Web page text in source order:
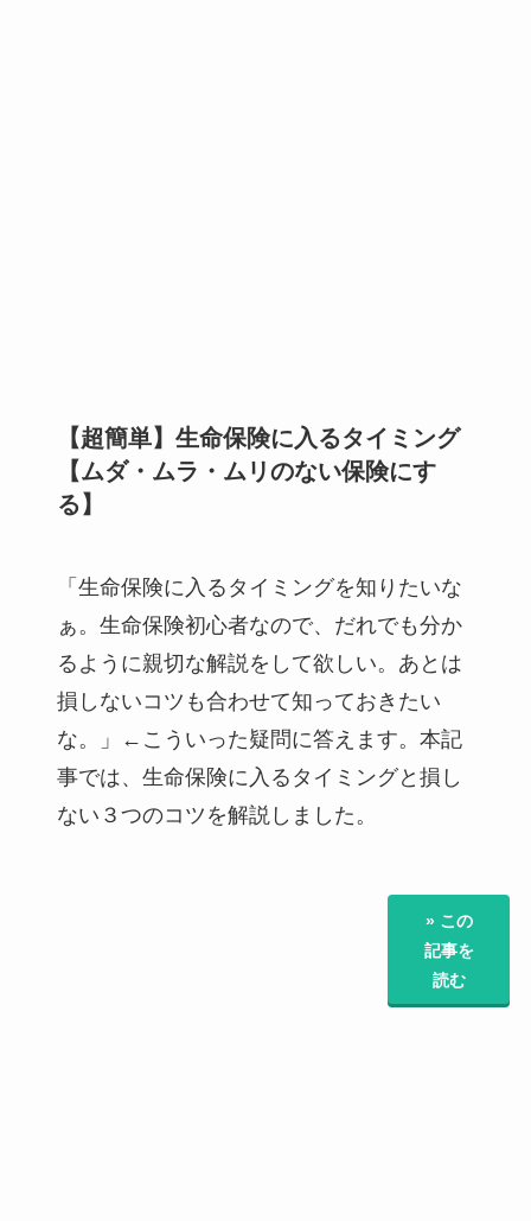
【超簡単】生命保険に入るタイミング
【ムダ・ムラ・ムリのない保険にす
る】
「生命保険に入るタイミングを知りたいな
ぁ。生命保険初心者なので、だれでも分か
るように親切な解説をして欲しい。あとは
損しないコツも合わせて知っておきたい
な。」←こういった疑問に答えます。本記
事では、生命保険に入るタイミングと損し
ない３つのコツを解説しました。
» この
記事を
読む